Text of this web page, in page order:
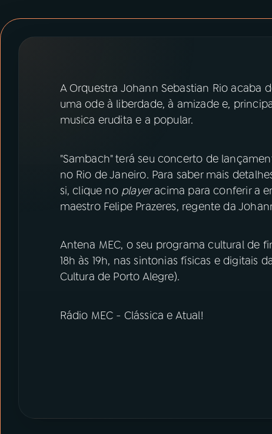
Instagram X
A Orquestra Johann Sebastian Rio acaba
uma ode à liberdade, à amizade e,
musica erudita e a popular.
"Sambach" terá seu concerto de
no Rio de Janeiro. Para saber mais
si, clique no playeracima para conferir a
maestro Felipe Prazeres, regente da
Antena MEC, o seu programa cultural de
18h às 19h, nas sintonias físicas e digitais
Cultura de Porto Alegre).
Rádio MEC - Clássica e Atual!